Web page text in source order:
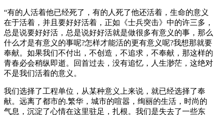
“有的人活着他已经死了，有的人死了他还活着，生命的意义
在于活着，并且要好好活着，正如《士兵突击》中的许三多，
总是说要好好活，总是说好好活就是做很多有意义的事，那么
什么才是有意义的事呢?怎样才能活的更有意义呢?我想那就要
奉献。如果我们不付出，不创造，不追求，不奉献，那这样的
青春必会稍纵即逝。回首过去，没有追忆，人生渺茫，这绝对
不是我们活着的意义。
我们选择了工程单位，从某种意义上来说，就已经选择了奉
献。远离了都市的.繁华，城市的喧嚣，绚丽的生活，时尚的
气息，沉淀了心情在这里驻足，扎根。我们是失去了一些东